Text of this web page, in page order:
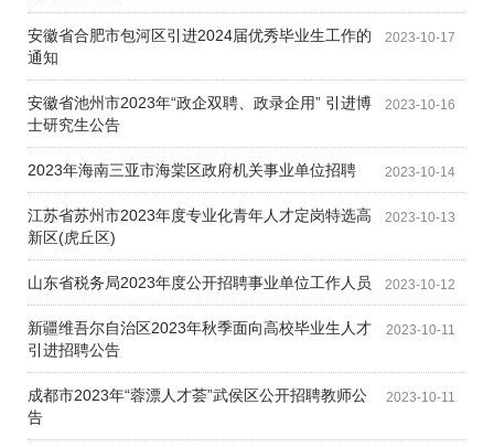
2023-10-17
安徽省合肥市包河区引进2024届优秀毕业生工作的
通知
2023-10-16
安徽省池州市2023年“政企双聘、政录企用” 引进博
士研究生公告
2023-10-14
2023年海南三亚市海棠区政府机关事业单位招聘
2023-10-13
江苏省苏州市2023年度专业化青年人才定岗特选高
新区(虎丘区)
2023-10-12
山东省税务局2023年度公开招聘事业单位工作人员
2023-10-11
新疆维吾尔自治区2023年秋季面向高校毕业生人才
引进招聘公告
2023-10-11
成都市2023年“蓉漂人才荟”武侯区公开招聘教师公
告